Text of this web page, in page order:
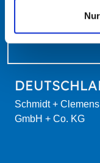
Schmidt + Clemens
GmbH + Co. KG